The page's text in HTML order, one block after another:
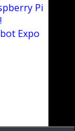
Pi
Expo